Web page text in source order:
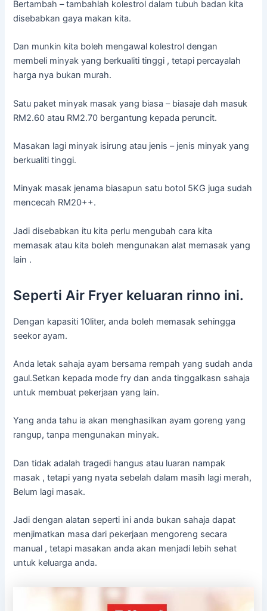
Bertambah – tambahlah kolestrol dalam tubuh badan kita
disebabkan gaya makan kita.
Dan munkin kita boleh mengawal kolestrol dengan
membeli minyak yang berkualiti tinggi , tetapi percayalah
harga nya bukan murah.
Satu paket minyak masak yang biasa – biasaje dah masuk
RM2.60 atau RM2.70 bergantung kepada peruncit.
Masakan lagi minyak isirung atau jenis – jenis minyak yang
berkualiti tinggi.
Minyak masak jenama biasapun satu botol 5KG juga sudah
mencecah RM20++.
Jadi disebabkan itu kita perlu mengubah cara kita
memasak atau kita boleh mengunakan alat memasak yang
lain .
Seperti Air Fryer keluaran rinno ini.
Dengan kapasiti 10liter, anda boleh memasak sehingga
seekor ayam.
Anda letak sahaja ayam bersama rempah yang sudah anda
gaul.Setkan kepada mode fry dan anda tinggalkasn sahaja
untuk membuat pekerjaan yang lain.
Yang anda tahu ia akan menghasilkan ayam goreng yang
rangup, tanpa mengunakan minyak.
Dan tidak adalah tragedi hangus atau luaran nampak
masak , tetapi yang nyata sebelah dalam masih lagi merah,
Belum lagi masak.
Jadi dengan alatan seperti ini anda bukan sahaja dapat
menjimatkan masa dari pekerjaan mengoreng secara
manual , tetapi masakan anda akan menjadi lebih sehat
untuk keluarga anda.